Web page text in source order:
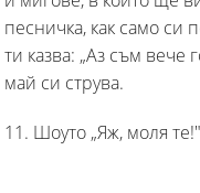
песничка, как само си
ти казва: „Аз съм
май си струва.
11. Шоуто „Яж, моля те!"